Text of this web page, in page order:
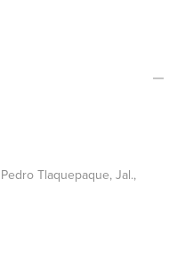
Tlaquepaque, Jal.,